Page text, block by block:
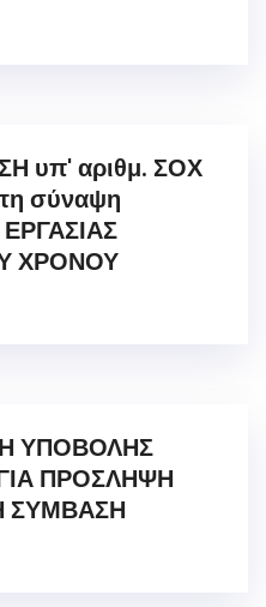
υπ' αριθμ. ΣΟΧ
σύναψη
ΧΡΟΝΟΥ
ΥΠΟΒΟΛΗΣ
ΠΡΟΣΛΗΨΗ
ΣΥΜΒΑΣΗ